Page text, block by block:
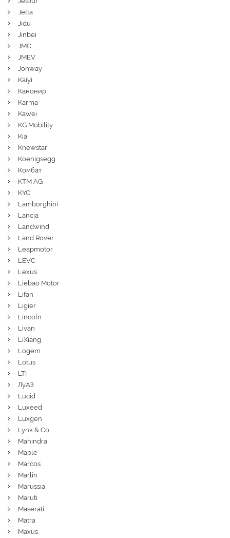
Jetta
Jidu
Jinbei
JMC
JMEV
Jonway
Kaiyi
Канонир
Karma
Kawei
KG Mobility
Kia
Knewstar
Koenigsegg
Комбат
KTM AG
KYC
Lamborghini
Lancia
Landwind
Land Rover
Leapmotor
LEVC
Lexus
Liebao Motor
Lifan
Ligier
Lincoln
Livan
LiXiang
Logem
Lotus
LTI
ЛуАЗ
Lucid
Luxeed
Luxgen
Lynk & Co
Mahindra
Maple
Marcos
Marlin
Marussia
Maruti
Maserati
Matra
Maxus